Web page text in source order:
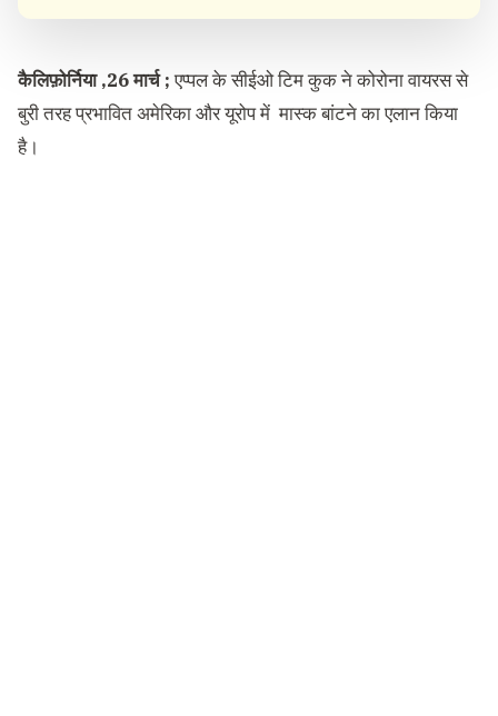
कैलिफ़ोर्निया ,26 मार्च ;एप्पल के सीईओ टिम कुक ने कोरोना वायरस से
बुरी तरह प्रभावित अमेरिका और यूरोप में मास्क बांटने का एलान किया
है।